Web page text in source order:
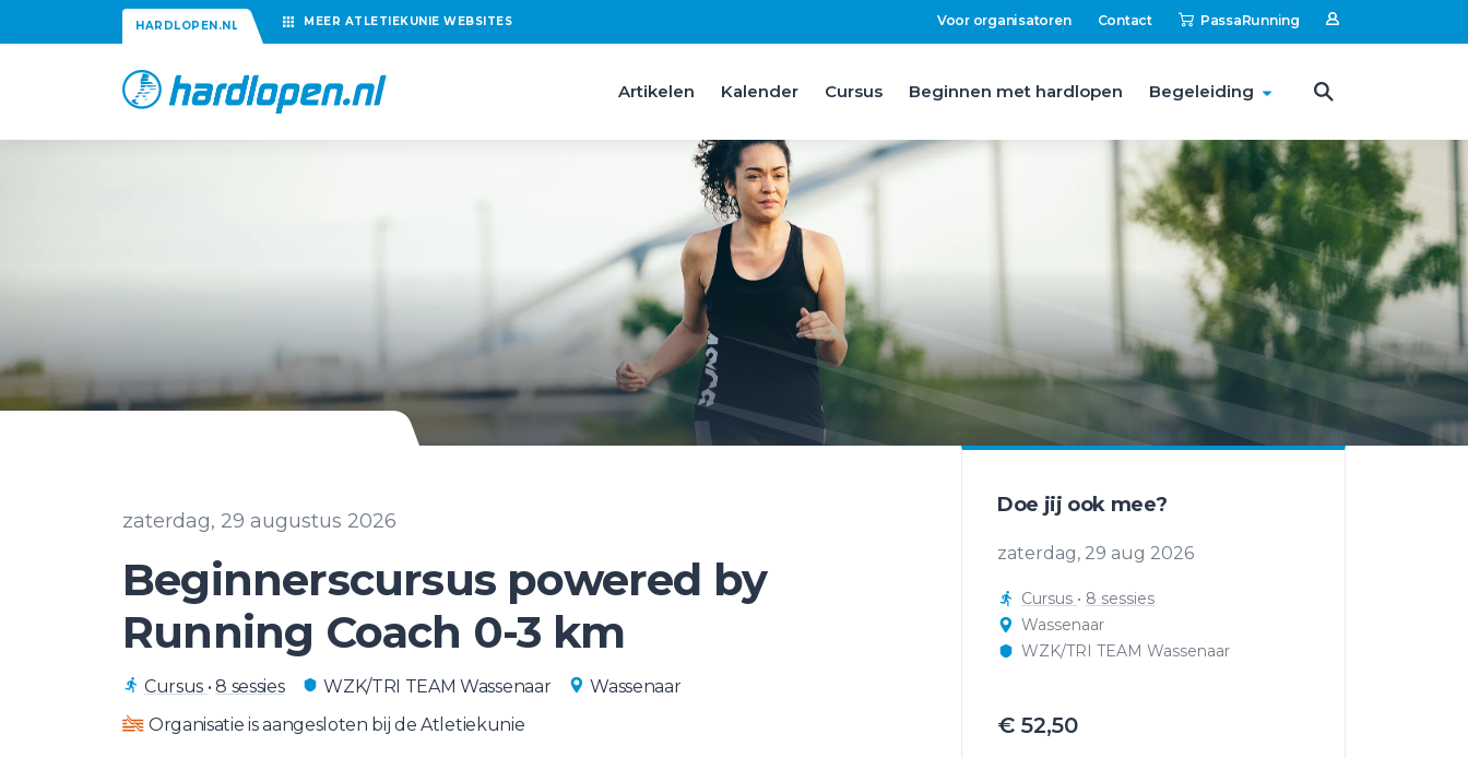
HARDLOPEN.NL MEER ATLETIEKUNIE WEBSITES Voor organisatoren Contact PassaRunning
Artikelen Kalender Cursus Beginnen met hardlopen Begeleiding
zaterdag, 29 augustus 2026
Beginnerscursus powered by
Running Coach 0-3 km
Cursus •8 sessies WZK/TRI TEAM Wassenaar
Wassenaar
Organisatie is aangesloten bij de Atletiekunie
Doe jij ook mee?
zaterdag, 29 aug 2026
Cursus • 8 sessies
Wassenaar
WZK/TRI TEAM Wassenaar
€ 52,50